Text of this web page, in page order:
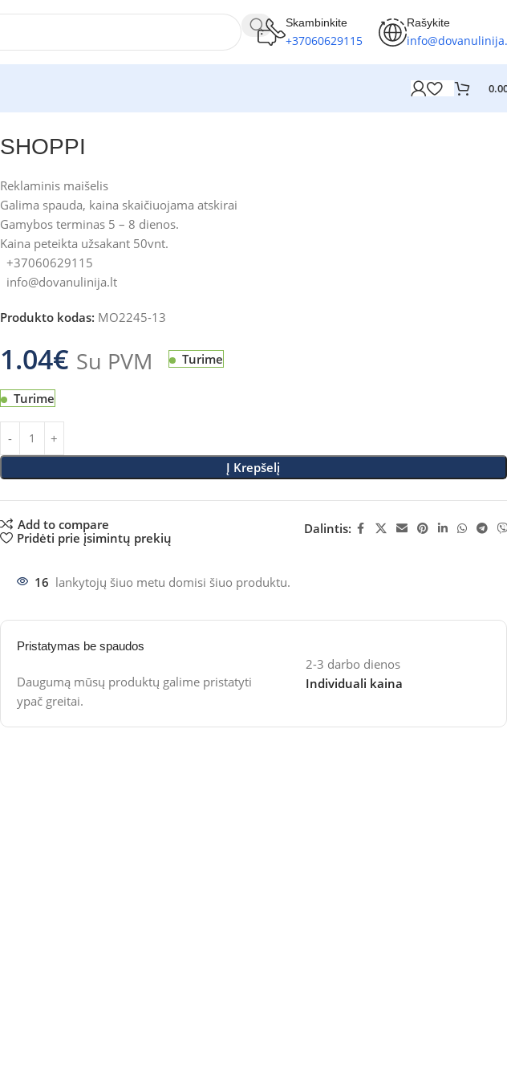
Skambinkite
+37060629115
Rašykite
SHOPPI
Reklaminis maišelis
Galima spauda, kaina skaičiuojama atskirai
Gamybos terminas 5 – 8 dienos.
Kaina peteikta užsakant 50vnt.
+37060629115
info@dovanulinija.lt
Produkto kodas: MO2245-13
1.04€ Su PVM Turime
Turime
Į Krepšelį
Add to compare
Pridėti prie įsimintų prekių
Dalintis:
16 lankytojų šiuo metu domisi šiuo produktu.
Pristatymas be spaudos
Daugumą mūsų produktų galime pristatyti
ypač greitai.
2-3 darbo dienos
Individuali kaina